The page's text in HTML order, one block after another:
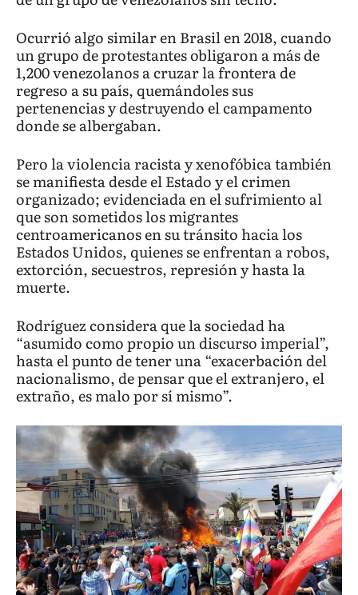
Ocurrió algo similar en Brasil en 2018, cuando
un grupo de protestantes obligaron a más de
1,200 venezolanos a cruzar la frontera de
regreso a su país, quemándoles sus
pertenencias y destruyendo el campamento
donde se albergaban.
Pero la violencia racista y xenofóbica también
se manifiesta desde el Estado y el crimen
organizado; evidenciada en el sufrimiento al
que son sometidos los migrantes
centroamericanos en su tránsito hacia los
Estados Unidos, quienes se enfrentan a robos,
extorción, secuestros, represión y hasta la
muerte.
Rodríguez considera que la sociedad ha
“asumido como propio un discurso imperial”,
hasta el punto de tener una “exacerbación del
nacionalismo, de pensar que el extranjero, el
extraño, es malo por sí mismo”.